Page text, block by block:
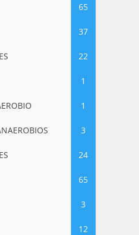
65
37
22
1
1
3
24
65
3
12